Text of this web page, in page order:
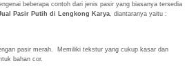
beberapa contoh dari jenis pasir yang biasanya tersedia
Pasir Putih di Lengkong Karya, diantaranya yaitu :
pasir merah. Memiliki tekstur yang cukup kasar dan
bahan cor.